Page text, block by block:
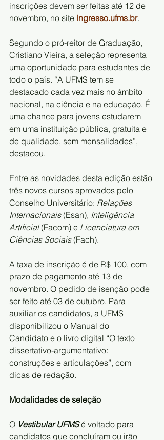
inscrições devem ser feitas até 12 de
novembro, no site ingresso.ufms.br.
Segundo o pró-reitor de Graduação,
Cristiano Vieira, a seleção representa
uma oportunidade para estudantes de
todo o país. “A UFMS tem se
destacado cada vez mais no âmbito
nacional, na ciência e na educação. É
uma chance para jovens estudarem
em uma instituição pública, gratuita e
de qualidade, sem mensalidades”,
destacou.
Entre as novidades desta edição estão
três novos cursos aprovados pelo
Conselho Universitário: Relações
Internacionais (Esan), Inteligência
Artificial (Facom) e Licenciatura em
Ciências Sociais (Fach).
A taxa de inscrição é de R$ 100, com
prazo de pagamento até 13 de
novembro. O pedido de isenção pode
ser feito até 03 de outubro. Para
auxiliar os candidatos, a UFMS
disponibilizou o Manual do
Candidato e o livro digital “O texto
dissertativo-argumentativo:
construções e articulações”, com
dicas de redação.
Modalidades de seleção
O Vestibular UFMS é voltado para
candidatos que concluíram ou irão